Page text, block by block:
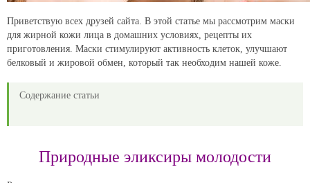
Приветствую всех друзей сайта. В этой статье мы рассмотрим маски
для жирной кожи лица в домашних условиях, рецепты их
приготовления. Маски стимулируют активность клеток, улучшают
белковый и жировой обмен, который так необходим нашей коже.
Содержание статьи
Природные эликсиры молодости